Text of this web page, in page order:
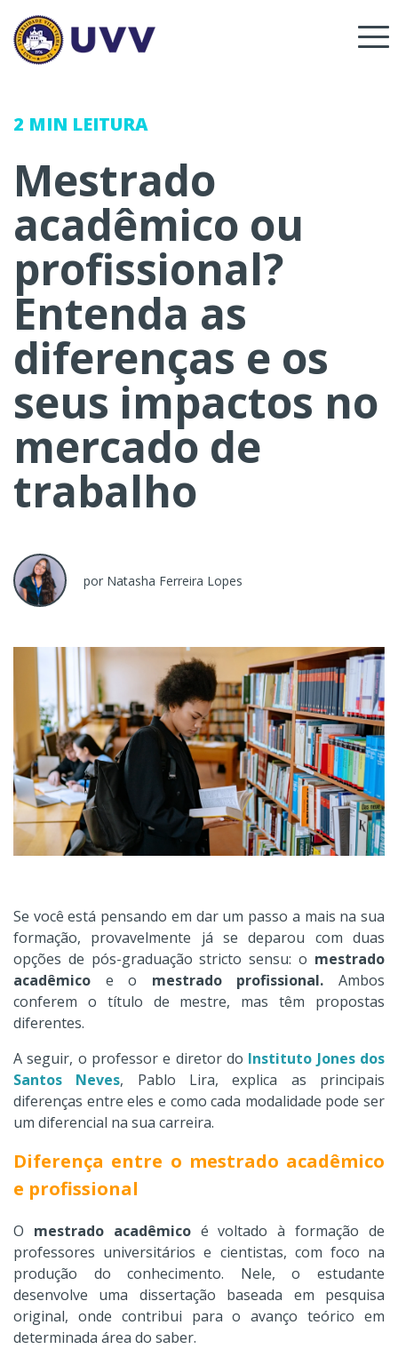
2 MIN LEITURA
Mestrado
acadêmico ou
profissional?
Entenda as
diferenças e os
seus impactos no
mercado de
trabalho
por Natasha Ferreira Lopes
Se você está pensando em dar um passo a mais na sua
formação, provavelmente já se deparou com duas
opções de pós-graduação stricto sensu: o mestrado
acadêmico e o mestrado profissional. Ambos
conferem o título de mestre, mas têm propostas
diferentes.
A seguir, o professor e diretor do Instituto Jones dos
Santos Neves, Pablo Lira, explica as principais
diferenças entre eles e como cada modalidade pode ser
um diferencial na sua carreira.
Diferença entre o mestrado acadêmico
e profissional
O mestrado acadêmicoé voltado à formação de
professores universitários e cientistas, com foco na
produção do conhecimento. Nele, o estudante
desenvolve uma dissertação baseada em pesquisa
original, onde contribui para o avanço teórico em
determinada área do saber.